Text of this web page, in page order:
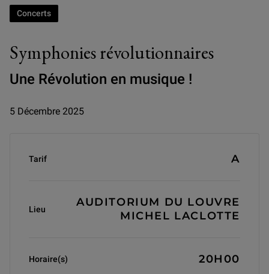
Symphonies révolutionnaires
Une Révolution en musique !
Concerts
5 Décembre 2025
Tarif
A
Lieu
AUDITORIUM DU LOUVRE
MICHEL LACLOTTE
Horaire(s) 20H00